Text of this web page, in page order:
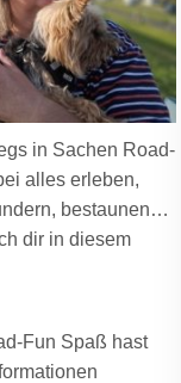
in Sachen Road-
alles erleben,
bestaunen…
dir in diesem
Fun Spaß hast